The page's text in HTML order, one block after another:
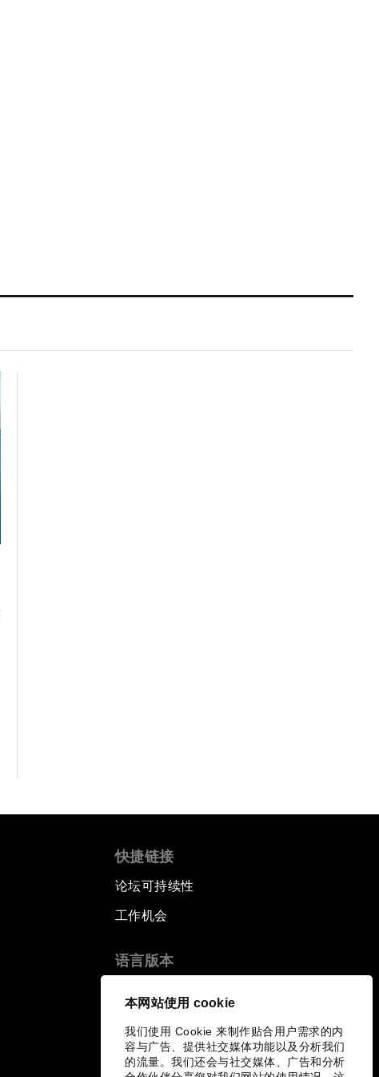
本网站使用 cookie
我们使用 Cookie 来制作贴合用户需求的内
容与广告、提供社交媒体功能以及分析我们
的流量。我们还会与社交媒体、广告和分析
快捷链接
论坛可持续性
工作机会
语言版本